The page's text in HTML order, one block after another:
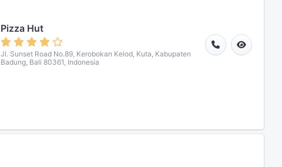
Pizza Hut
Jl. Sunset Road No.89, Kerobokan Kelod, Kuta, Kabupaten
Badung, Bali 80361, Indonesia